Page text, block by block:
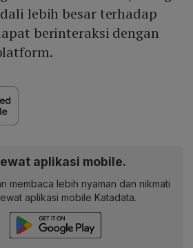
lebih besar terhadap
berinteraksi dengan
aplikasi mobile.
membaca lebih nyaman dan nikmati
aplikasi mobile Katadata.